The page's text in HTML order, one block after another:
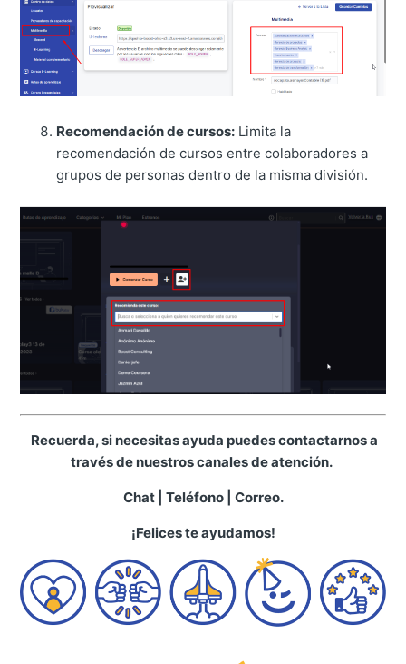
Recomendación de cursos: Limita la
recomendación de cursos entre colaboradores a
grupos de personas dentro de la misma división.
Recuerda, si necesitas ayuda puedes contactarnos a
través de nuestros canales de atención.
Chat | Teléfono | Correo.
¡Felices te ayudamos!